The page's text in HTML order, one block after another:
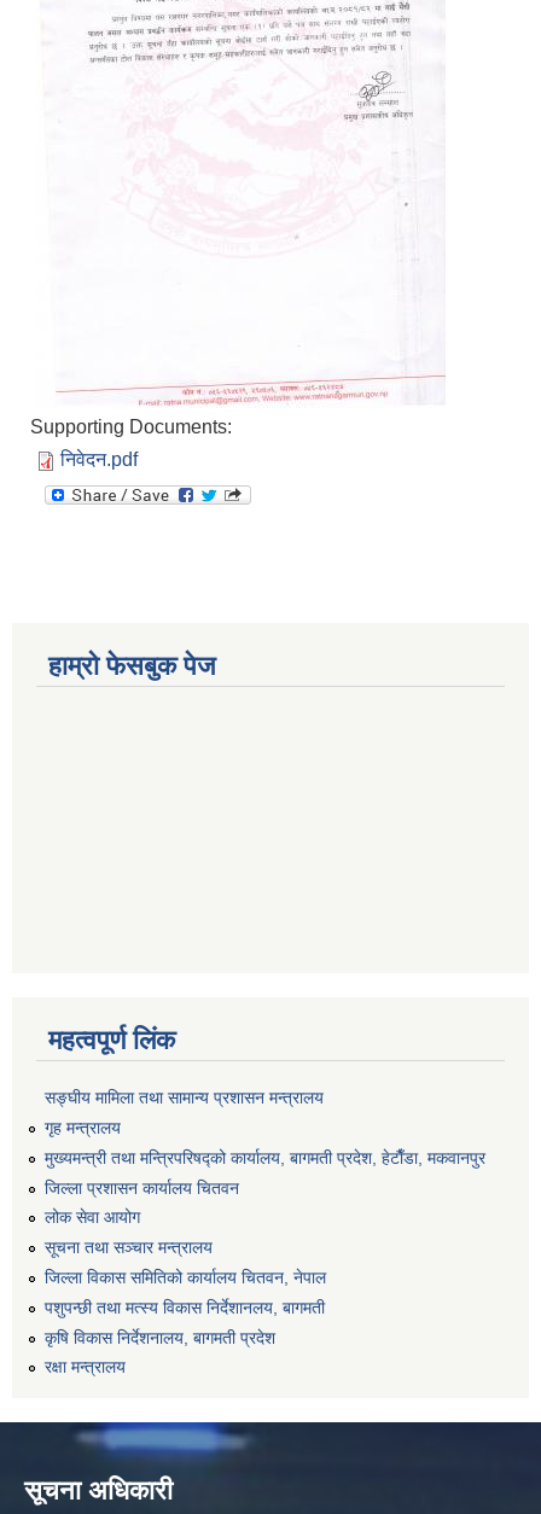
Supporting Documents:
निवेदन.pdf
हाम्रो फेसबुक पेज
महत्वपूर्ण लिंक
सङ्‍घीय मामिला तथा सामान्य प्रशासन मन्त्रालय
गृह मन्त्रालय
मुख्यमन्त्री तथा मन्त्रिपरिषद्को कार्यालय, बागमती प्रदेश, हेटाैँडा, मकवानपुर
जिल्ला प्रशासन कार्यालय चितवन
लोक सेवा आयोग
सूचना तथा सञ्चार मन्त्रालय
जिल्ला विकास समितिको कार्यालय चितवन, नेपाल
पशुपन्छी तथा मत्स्य विकास निर्देशानलय, बागमती
कृषि विकास निर्देशनालय, बागमती प्रदेश
रक्षा मन्त्रालय
सूचना अधिकारी